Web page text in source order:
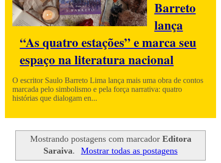
Barreto
lança
“As quatro estações” e marca seu
espaço na literatura nacional
O escritor Saulo Barreto Lima lança mais uma obra de contos
marcada pelo simbolismo e pela força narrativa: quatro
histórias que dialogam en...
Mostrando postagens com marcador Editora
Saraiva. Mostrar todas as postagens